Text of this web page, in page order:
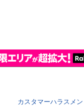
カスタマーハラスメ